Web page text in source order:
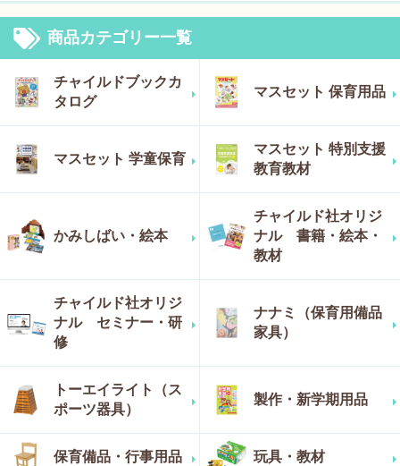
商品カテゴリー一覧
チャイルドブックカ
タログ
マスセット 保育用品
マスセット 学童保育
マスセット 特別支援
教育教材
かみしばい・絵本
チャイルド社オリジ
ナル 書籍・絵本・
教材
チャイルド社オリジ
ナル セミナー・研
修
ナナミ（保育用備品
家具）
トーエイライト（ス
ポーツ器具）
製作・新学期用品
保育備品・行事用品 玩具・教材